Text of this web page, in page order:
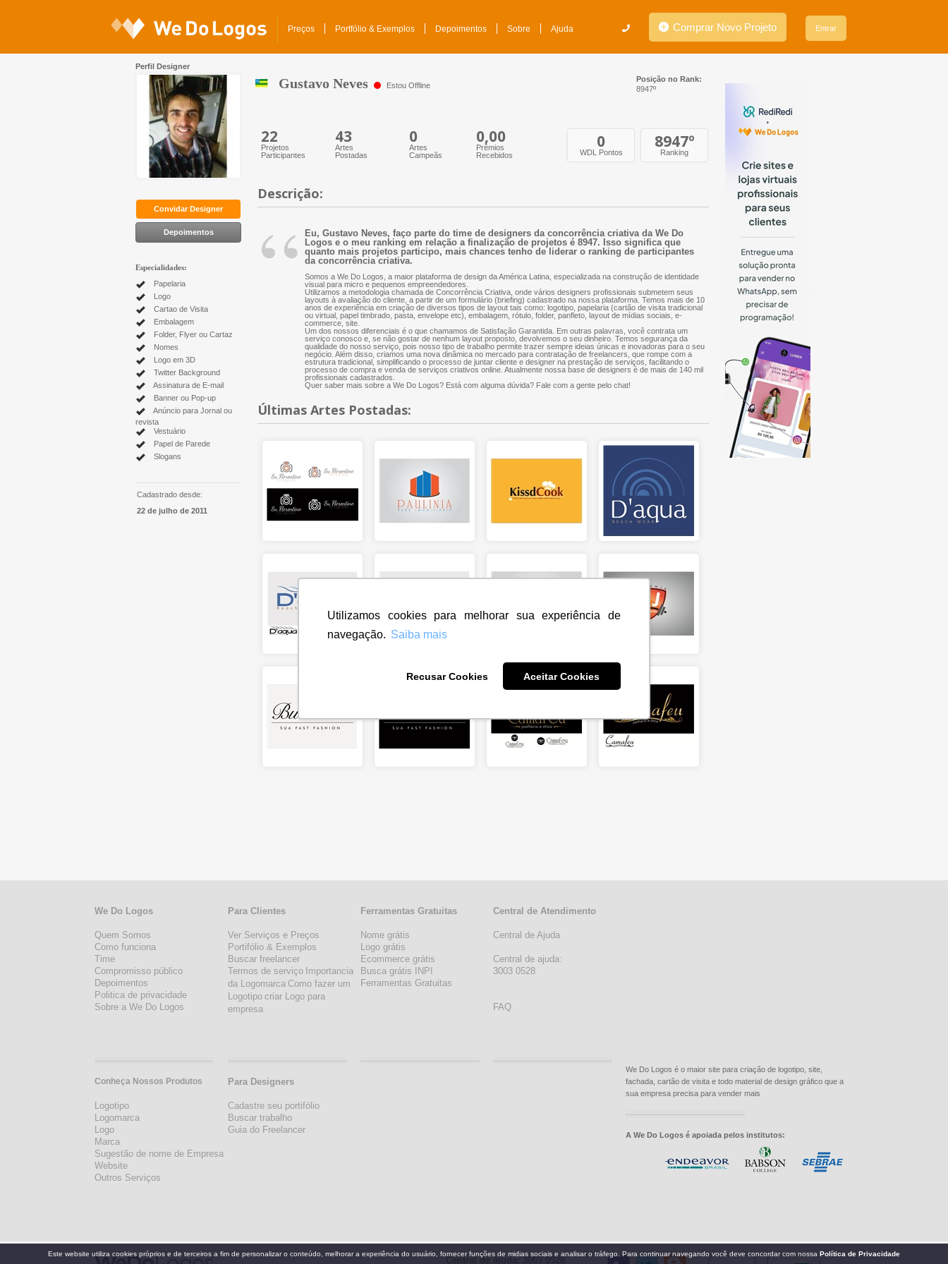
Utilizamos cookies para melhorar sua experiência de
navegação. Saiba mais
Recusar Cookies Aceitar Cookies
Preços Portfólio & Exemplos Depoimentos Sobre Ajuda Comprar Novo Projeto Entrar
Convidar Designer
Depoimentos
Especialidades:
Papelaria
Logo
Cartao de Visita
Embalagem
Folder, Flyer ou Cartaz
Nomes
Logo em 3D
Twitter Background
Assinatura de E-mail
Banner ou Pop-up
Anúncio para Jornal ou
revista
Vestuário
Papel de Parede
Slogans
Cadastrado desde:
22 de julho de 2011
Gustavo Neves Estou Offline
Posição no Rank:
8947º
Perfil Designer
22
Projetos
Participantes
43
Artes
Postadas
0
Artes
Campeãs
0,00
Prêmios
Recebidos
0
WDL Pontos
8947º
Ranking
Descrição:
“
Eu, Gustavo Neves, faço parte do time de designers da concorrência criativa da We Do
Logos e o meu ranking em relação a finalização de projetos é 8947. Isso significa que
quanto mais projetos participo, mais chances tenho de liderar o ranking de participantes
da concorrência criativa.
Somos a We Do Logos, a maior plataforma de design da América Latina, especializada na construção de identidade
visual para micro e pequenos empreendedores.
Utilizamos a metodologia chamada de Concorrência Criativa, onde vários designers profissionais submetem seus
layouts à avaliação do cliente, a partir de um formulário (briefing) cadastrado na nossa plataforma. Temos mais de 10
anos de experiência em criação de diversos tipos de layout tais como: logotipo, papelaria (cartão de visita tradicional
ou virtual, papel timbrado, pasta, envelope etc), embalagem, rótulo, folder, panfleto, layout de mídias sociais, e-
commerce, site.
Um dos nossos diferenciais é o que chamamos de Satisfação Garantida. Em outras palavras, você contrata um
serviço conosco e, se não gostar de nenhum layout proposto, devolvemos o seu dinheiro. Temos segurança da
qualidade do nosso serviço, pois nosso tipo de trabalho permite trazer sempre ideias únicas e inovadoras para o seu
negócio. Além disso, criamos uma nova dinâmica no mercado para contratação de freelancers, que rompe com a
estrutura tradicional, simplificando o processo de juntar cliente e designer na prestação de serviços, facilitando o
processo de compra e venda de serviços criativos online. Atualmente nossa base de designers é de mais de 140 mil
profissionais cadastrados.
Quer saber mais sobre a We Do Logos? Está com alguma dúvida? Fale com a gente pelo chat!
Últimas Artes Postadas:
We Do Logos
Quem Somos
Como funciona
Time
Compromisso público
Depoimentos
Politica de privacidade
Sobre a We Do Logos
Conheça Nossos Produtos
Logotipo
Logomarca
Logo
Marca
Sugestão de nome de Empresa
Website
Outros Serviços
Para Clientes
Ver Serviços e Preços
Portifólio & Exemplos
Buscar freelancer
Termos de serviço Importancia
da Logomarca Como fazer um
Logotipo criar Logo para
empresa
Para Designers
Cadastre seu portifólio
Buscar trabalho
Guia do Freelancer
Ferramentas Gratuitas
Nome grátis
Logo grátis
Ecommerce grátis
Busca grátis INPI
Ferramentas Gratuitas
Central de Atendimento
Central de Ajuda
Central de ajuda:
3003 0528
FAQ
We Do Logos é o maior site para criação de logotipo, site,
fachada, cartão de visita e todo material de design gráfico que a
sua empresa precisa para vender mais
A We Do Logos é apoiada pelos institutos:
Central de ajuda: 3003 0528